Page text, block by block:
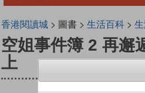
香港閱讀城> 圖書 > 生活百科>
空姐事件簿 2 再邂
上